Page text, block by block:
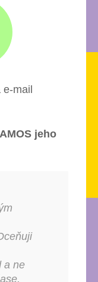
mail
jeho
a ne